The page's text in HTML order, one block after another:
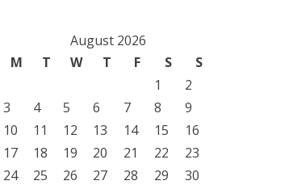
August 2026
M
T W T F S
S
1
2
3
4 5 6 7 8
9
10
11 12 13 14 15
16
17
18 19 20 21 22
23
24
25 26 27 28 29
30